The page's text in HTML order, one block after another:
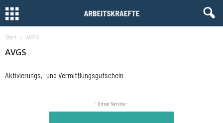
Start AVGS
AVGS
Aktivierungs,- und Vermittlungsgutschein
- Unser Service -